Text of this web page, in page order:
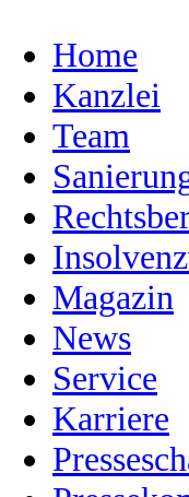
Home
Kanzlei
Team
Magazin
News
Service
Karriere